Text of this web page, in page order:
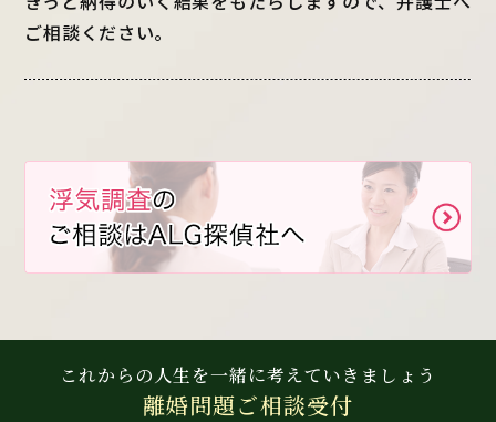
ご相談ください。
これからの人生を一緒に考えていきましょう
離婚問題ご相談受付